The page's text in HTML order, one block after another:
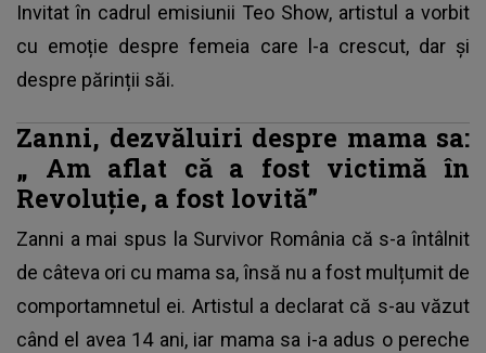
Invitat în cadrul emisiunii Teo Show, artistul a vorbit
cu emoție despre femeia care l-a crescut, dar și
despre părinții săi.
Zanni, dezvăluiri despre mama sa:
„ Am aflat că a fost victimă în
Revoluție, a fost lovită”
Zanni a mai spus la Survivor România că s-a întâlnit
de câteva ori cu mama sa, însă nu a fost mulțumit de
comportamnetul ei. Artistul a declarat că s-au văzut
când el avea 14 ani, iar mama sa i-a adus o pereche